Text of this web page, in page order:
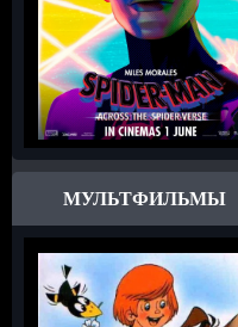
МУЛЬТФИЛЬМЫ